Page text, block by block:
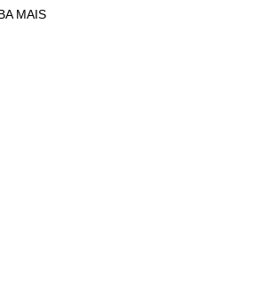
MAIS